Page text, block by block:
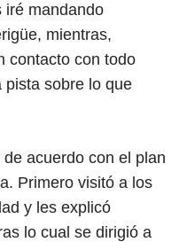
iré mandando
mientras,
contacto con todo
pista sobre lo que
acuerdo con el plan
Primero visitó a los
y les explicó
lo cual se dirigió a